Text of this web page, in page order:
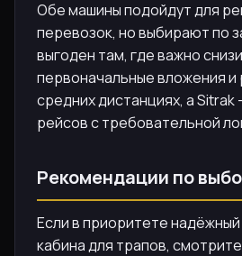
Обе машины подойдут для
перевозок, но выбирают по
выгоден там, где важно
первоначальные вложения и
средних дистанциях, а Sitrak
рейсов с требовательной
Рекомендации по
Если в приоритете
кабина для трапов,